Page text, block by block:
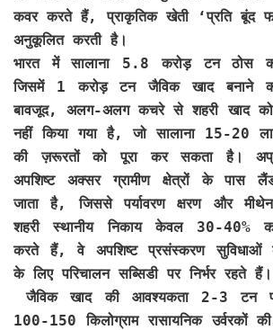
कवर करते हैं, प्राकृतिक खेती ‘प्रति बूंद
अनुकूलित करती है।
भारत में सालाना 5.8 करोड़ टन ठोस
जिसमें 1 करोड़ टन जैविक खाद बनाने
बावजूद, अलग-अलग कचरे से शहरी खाद
नहीं किया गया है, जो सालाना 15-20
की ज़रूरतों को पूरा कर सकता है।
अपशिष्ट अक्सर ग्रामीण क्षेत्रों के पास
जाता है, जिससे पर्यावरण क्षरण और
शहरी स्थानीय निकाय केवल 30-40%
करते हैं, वे अपशिष्ट प्रसंस्करण सुविधाओं
के लिए परिचालन सब्सिडी पर निर्भर रहते हैं।
जैविक खाद की आवश्यकता 2-3 टन
100-150 किलोग्राम रासायनिक उर्वरकों